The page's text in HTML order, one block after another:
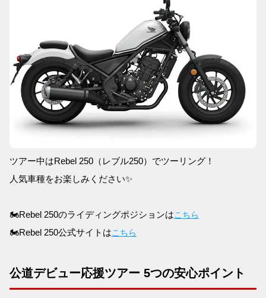
ツアー中はRebel 250（レブル250）でツーリング！
人気車種をお楽しみください✨
🏍Rebel 250のライディングポジションはこちら
🏍Rebel 250公式サイトはこちら
公道デビュー応援ツアー 5つの安心ポイント